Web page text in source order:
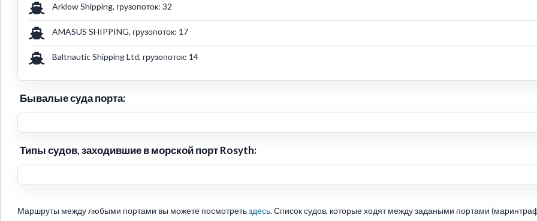
Arklow Shipping, грузопоток: 32
AMASUS SHIPPING, грузопоток: 17
Baltnautic Shipping Ltd, грузопоток: 14
Бывалые суда порта:
Типы судов, заходившие в морской порт Rosyth:
Маршруты между любыми портами вы можете посмотретьздесь. Список судов, которые ходят между задаными портами